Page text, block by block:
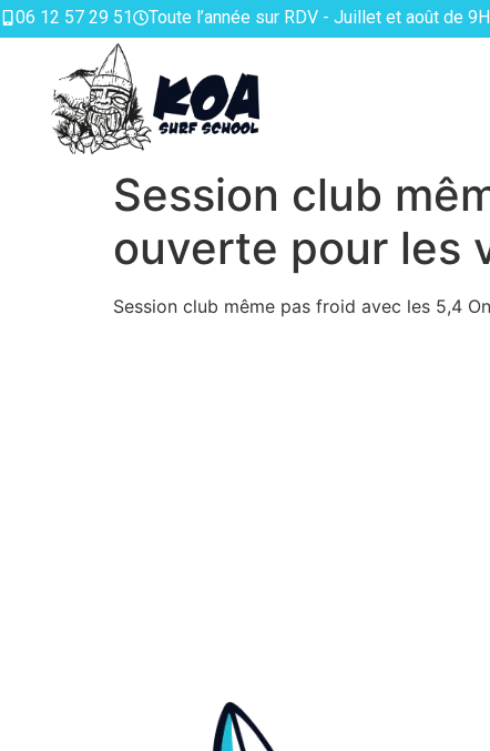
06 12 57 29 51 Toute l’année sur RDV - Juillet et août de
Session club
ouverte pour les
Session club même pas froid avec les 5,4